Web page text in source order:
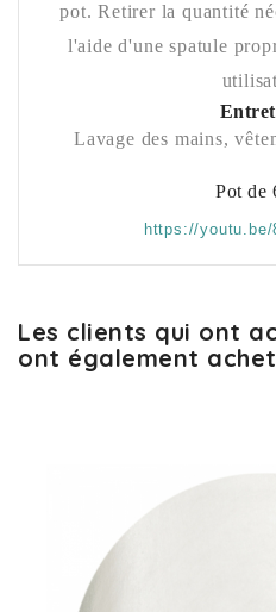
pot. Retirer la quantité
l'aide d'une spatule
Lavage des mains,
Pot de
https://youtu.be/
Les clients qui ont
ont également